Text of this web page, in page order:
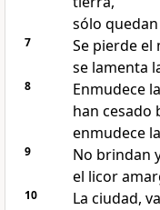
sólo
7
Se pierde el
se lamenta
8
Enmudece
han cesado
enmudece
9
No brindan
el licor
10
La ciudad,